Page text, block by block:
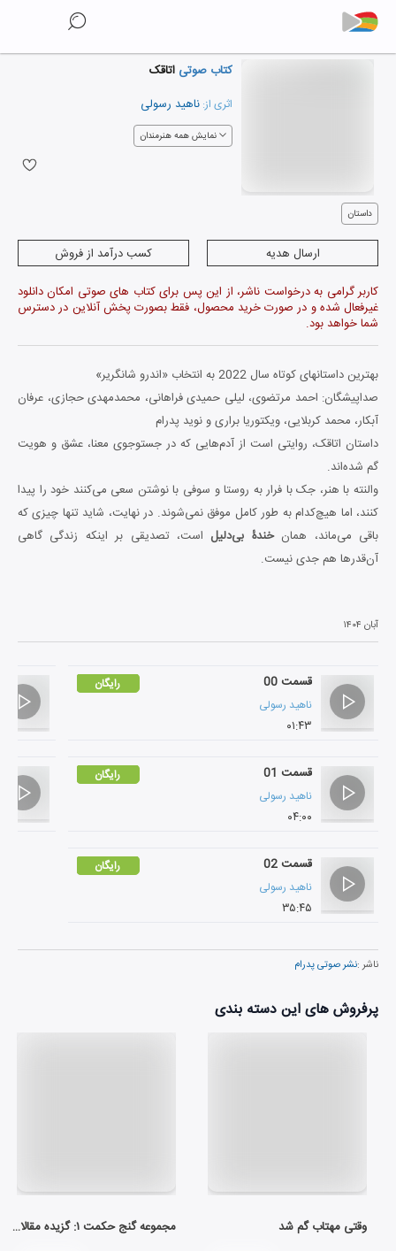
کتاب صوتی اتاقک
اثری از: ناهید رسولی
نمایش همه هنرمندان
داستان
ارسال هدیه
کسب درآمد از فروش
کاربر گرامی به درخواست ناشر، از این پس برای کتاب های صوتی امکان دانلود
غیرفعال شده و در صورت خرید محصول، فقط بصورت پخش آنلاین در دسترس
شما خواهد بود.
بهترین داستان­های کوتاه سال 2022 به انتخاب «اندرو شان­گریر»
صداپیشگان: احمد مرتضوی، لیلی حمیدی فراهانی، محمدمهدی حجازی، عرفان
آبکار، محمد کربلایی، ویکتوریا براری و نوید پدرام
داستان اتاقک، روایتی است از آدم‌هایی که در جست­وجوی معنا، عشق و هویت
گم شده‌اند.
والنته با هنر، جک با فرار به روستا و سوفی با نوشتن سعی می‌کنند خود را پیدا
کنند، اما هیچ‌کدام به طور کامل موفق نمی‌شوند. در نهایت، شاید تنها چیزی که
باقی می‌ماند، همانخندۀ بی‌دلیل است، تصدیقی بر این­که زندگی گاهی
آن‌قدرها هم جدی نیست.
آبان ۱۴۰۴
قسمت 00
ناهید رسولی
۰۱:۴۳
رایگان
قسمت 01
ناهید رسولی
۰۴:۰۰
رایگان
قسمت 02
ناهید رسولی
۳۵:۴۵
رایگان
ناشر :نشر صوتی پدرام
پرفروش های این دسته بندی
وقتی مهتاب گم شد مجموعه گنج حکمت ۱: گزیده مقالات شمس تبریزی